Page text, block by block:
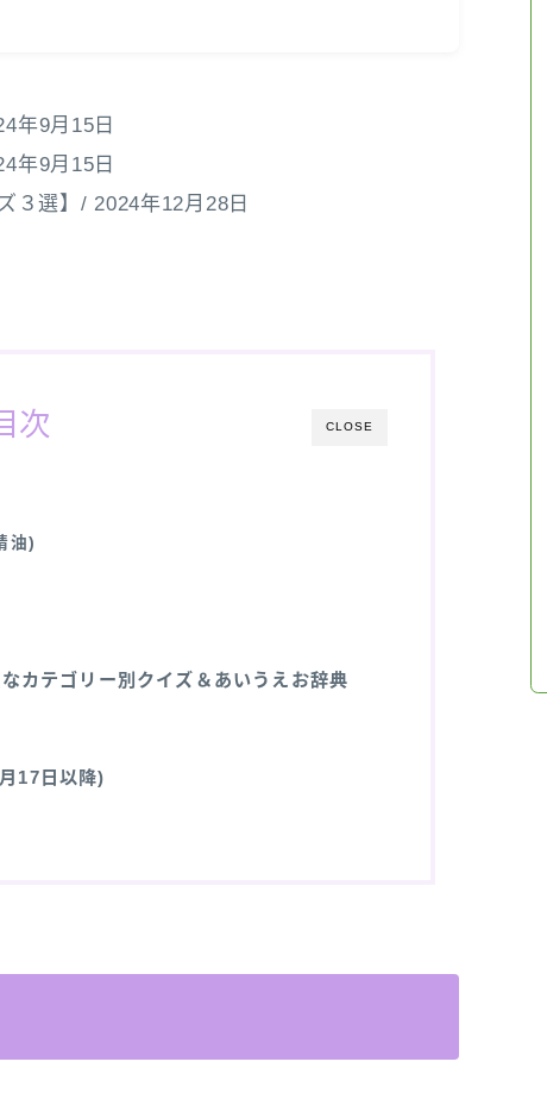
年9月15日
年9月15日
３選】/ 2024年12月28日
CLOSE
次
油)
カテゴリー別クイズ＆あいうえお辞典
17日以降)